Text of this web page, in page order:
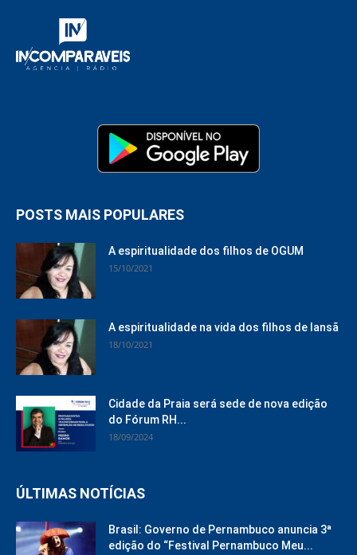
POSTS MAIS POPULARES
A espiritualidade dos filhos de OGUM
15/10/2021
A espiritualidade na vida dos filhos de Iansã
18/10/2021
Cidade da Praia será sede de nova edição
do Fórum RH...
18/09/2024
ÚLTIMAS NOTÍCIAS
Brasil: Governo de Pernambuco anuncia 3ª
edição do “Festival Pernambuco Meu...